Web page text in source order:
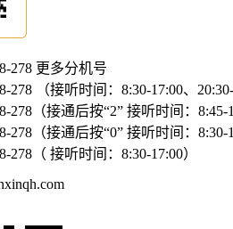
278 更多分机号
278 （接听时间：8:30-17:00、20:30-
278（接通后按“2” 接听时间：8:45-
278（接通后按“0” 接听时间：8:30-
278（ 接听时间：8:30-17:00）